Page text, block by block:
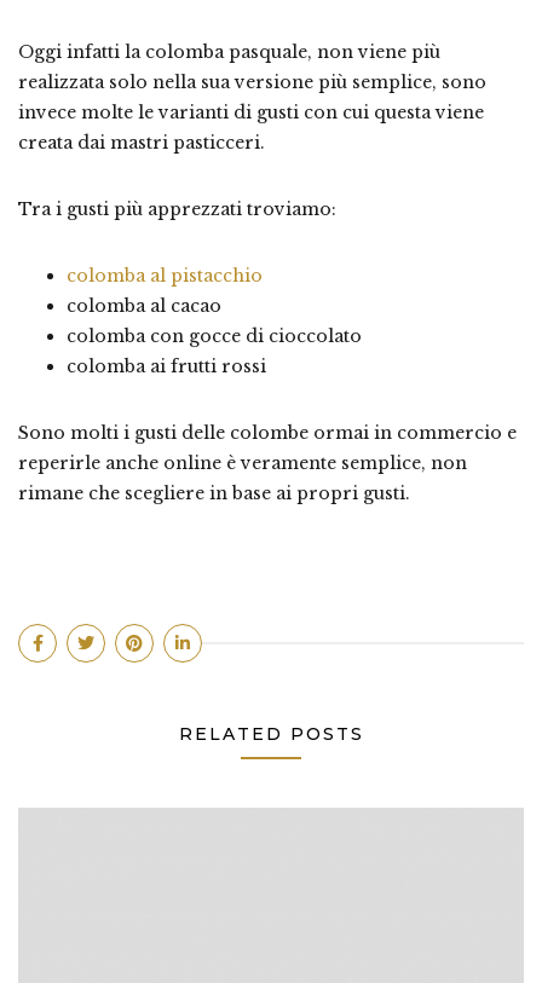
Oggi infatti la colomba pasquale, non viene più
realizzata solo nella sua versione più semplice, sono
invece molte le varianti di gusti con cui questa viene
creata dai mastri pasticceri.
Tra i gusti più apprezzati troviamo:
colomba al pistacchio
colomba al cacao
colomba con gocce di cioccolato
colomba ai frutti rossi
Sono molti i gusti delle colombe ormai in commercio e
reperirle anche online è veramente semplice, non
rimane che scegliere in base ai propri gusti.
RELATED POSTS